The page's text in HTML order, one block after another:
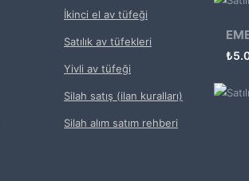
İkinci el av tüfeği
Satılık av tüfekleri
Yivli av tüfeği
Silah satış (ilan kuralları)
Silah alım satım rehberi
₺